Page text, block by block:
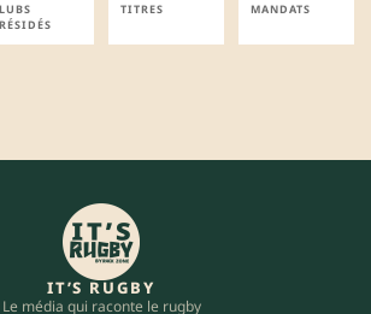
TITRES MANDATS
IT’S RUGBY
Le média qui raconte le rugby